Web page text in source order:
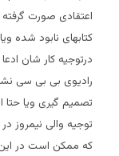
اعتقادی صورت
کتابهای نابود شده
درتوجیه کار شان
رادیوی بی بی سی
تصمیم گیری ویا حتا
توجیه والی نیمروز
که ممکن است در این